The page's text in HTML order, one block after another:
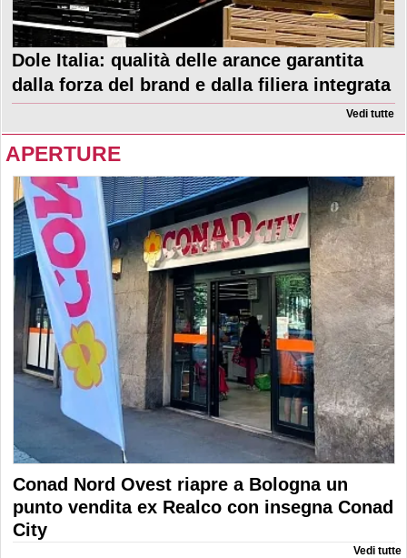
Dole Italia: qualità delle arance garantita
dalla forza del brand e dalla filiera integrata
Vedi tutte
APERTURE
Conad Nord Ovest riapre a Bologna un
punto vendita ex Realco con insegna Conad
City
Vedi tutte